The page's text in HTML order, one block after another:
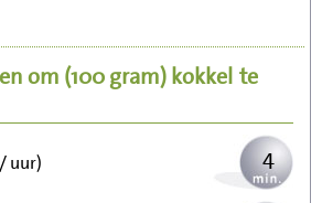
om (100 gram)kokkel te
uur) 4